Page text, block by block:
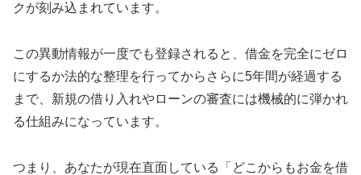
クが刻み込まれています。
この異動情報が一度でも登録されると、借金を完全にゼロ
にするか法的な整理を行ってからさらに5年間が経過する
まで、新規の借り入れやローンの審査には機械的に弾かれ
る仕組みになっています。
つまり、あなたが現在直面している「どこからもお金を借